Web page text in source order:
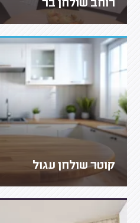
רוחב שולחן בר
קוטר שולחן עגול